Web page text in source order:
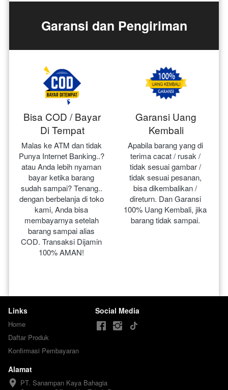
Garansi dan Pengiriman
Bisa COD / Bayar
Di Tempat
Malas ke ATM dan tidak
Punya Internet Banking..?
atau Anda lebih nyaman
bayar ketika barang
sudah sampai? Tenang..
dengan berbelanja di toko
kami, Anda bisa
membayarnya setelah
barang sampai alias
COD. Transaksi Dijamin
100% AMAN!
Garansi Uang
Kembali
Apabila barang yang di
terima cacat / rusak /
tidak sesuai gambar /
tidak sesuai pesanan,
bisa dikembalikan /
direturn. Dan Garansi
100% Uang Kembali, jika
barang tidak sampai.
Links
Home
Daftar Produk
Konfirmasi Pembayaran
Social Media
Alamat
PT. Sanampan Kaya Bahagia